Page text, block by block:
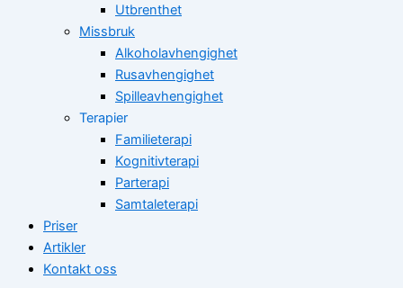
Utbrenthet
Missbruk
Alkoholavhengighet
Rusavhengighet
Spilleavhengighet
Terapier
Familieterapi
Kognitivterapi
Parterapi
Samtaleterapi
Priser
Artikler
Kontakt oss